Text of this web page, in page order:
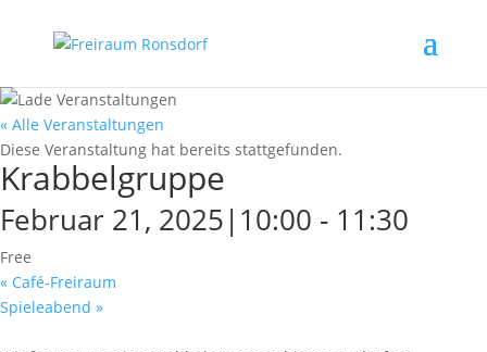
« Alle Veranstaltungen
Diese Veranstaltung hat bereits stattgefunden.
Krabbelgruppe
Februar 21, 2025|10:00 - 11:30
Free
« Café-Freiraum
Spieleabend »